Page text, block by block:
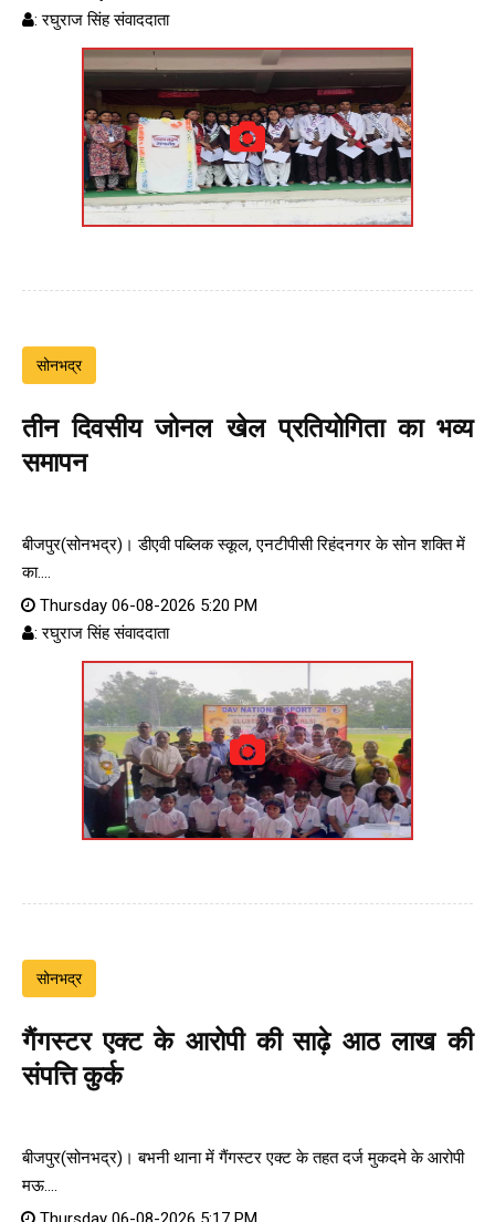
: रघुराज सिंह संवाददाता
सोनभद्र
तीन दिवसीय जोनल खेल प्रतियोगिता का भव्य
समापन
बीजपुर(सोनभद्र)। डीएवी पब्लिक स्कूल, एनटीपीसी रिहंदनगर के सोन शक्ति में
का....
Thursday 06-08-2026 5:20 PM
: रघुराज सिंह संवाददाता
सोनभद्र
गैंगस्टर एक्ट के आरोपी की साढ़े आठ लाख की
संपत्ति कुर्क
बीजपुर(सोनभद्र)। बभनी थाना में गैंगस्टर एक्ट के तहत दर्ज मुकदमे के आरोपी
मऊ....